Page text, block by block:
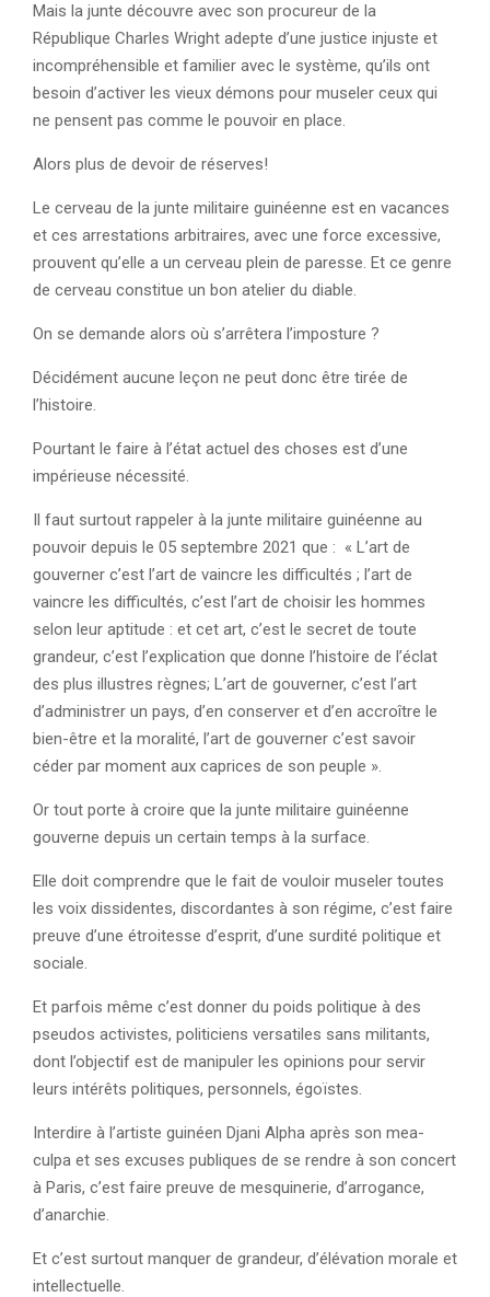
Mais la junte découvre avec son procureur de la
République Charles Wright adepte d’une justice injuste et
incompréhensible et familier avec le système, qu’ils ont
besoin d’activer les vieux démons pour museler ceux qui
ne pensent pas comme le pouvoir en place.
Alors plus de devoir de réserves!
Le cerveau de la junte militaire guinéenne est en vacances
et ces arrestations arbitraires, avec une force excessive,
prouvent qu’elle a un cerveau plein de paresse. Et ce genre
de cerveau constitue un bon atelier du diable.
On se demande alors où s’arrêtera l’imposture ?
Décidément aucune leçon ne peut donc être tirée de
l’histoire.
Pourtant le faire à l’état actuel des choses est d’une
impérieuse nécessité.
Il faut surtout rappeler à la junte militaire guinéenne au
pouvoir depuis le 05 septembre 2021 que : « L’art de
gouverner c’est l’art de vaincre les difficultés ; l’art de
vaincre les difficultés, c’est l’art de choisir les hommes
selon leur aptitude : et cet art, c’est le secret de toute
grandeur, c’est l’explication que donne l’histoire de l’éclat
des plus illustres règnes; L’art de gouverner, c’est l’art
d’administrer un pays, d’en conserver et d’en accroître le
bien-être et la moralité, l’art de gouverner c’est savoir
céder par moment aux caprices de son peuple ».
Or tout porte à croire que la junte militaire guinéenne
gouverne depuis un certain temps à la surface.
Elle doit comprendre que le fait de vouloir museler toutes
les voix dissidentes, discordantes à son régime, c’est faire
preuve d’une étroitesse d’esprit, d’une surdité politique et
sociale.
Et parfois même c’est donner du poids politique à des
pseudos activistes, politiciens versatiles sans militants,
dont l’objectif est de manipuler les opinions pour servir
leurs intérêts politiques, personnels, égoïstes.
Interdire à l’artiste guinéen Djani Alpha après son mea-
culpa et ses excuses publiques de se rendre à son concert
à Paris, c’est faire preuve de mesquinerie, d’arrogance,
d’anarchie.
Et c’est surtout manquer de grandeur, d’élévation morale et
intellectuelle.